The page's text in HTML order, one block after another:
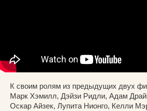
К своим ролям из предыдущих двух
Марк Хэмилл, Дэйзи Ридли, Адам
Оскар Айзек, Лупита Нионго, Келли